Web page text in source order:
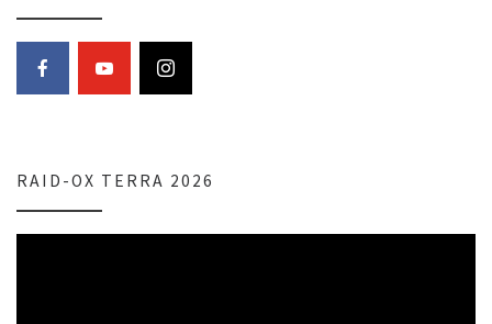
RAID-OX TERRA 2026